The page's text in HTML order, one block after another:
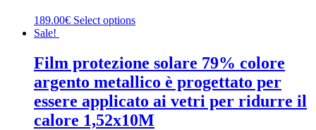
189.00€ Select options
Sale!
Film protezione solare 79% colore
argento metallico è progettato per
essere applicato ai vetri per ridurre il
calore 1,52x10M